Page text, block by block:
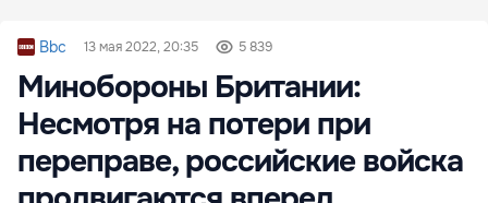
Bbc 13 мая 2022, 20:35 5 839
Минобороны Британии:
Несмотря на потери при
переправе, российские войска